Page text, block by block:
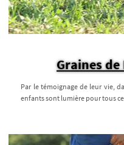
Graines
Par le témoignage de leur vie,
enfants sont lumière pour tous